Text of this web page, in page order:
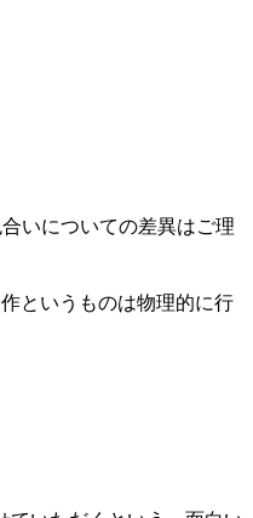
いについての差異はご理
というものは物理的に行